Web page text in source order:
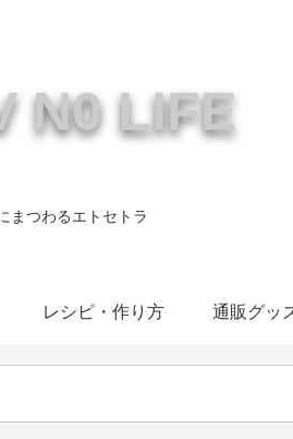
N0 LIFE
まつわるエトセトラ
レシピ・作り方 通販グッ